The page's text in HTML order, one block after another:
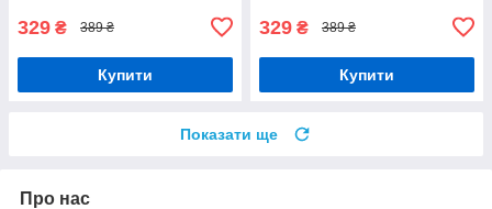
329 ₴ 389 ₴
Купити
329 ₴ 389 ₴
Купити
Показати ще
Про нас